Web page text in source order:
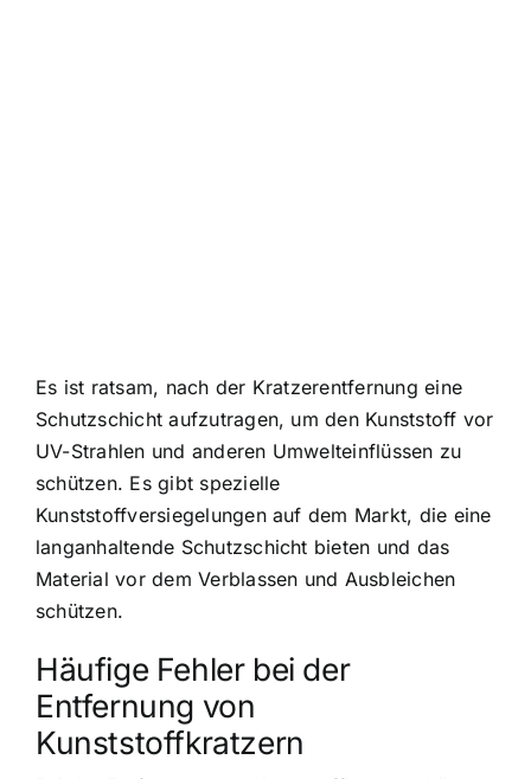
Es ist ratsam, nach der Kratzerentfernung eine
Schutzschicht aufzutragen, um den Kunststoff vor
UV-Strahlen und anderen Umwelteinflüssen zu
schützen. Es gibt spezielle
Kunststoffversiegelungen auf dem Markt, die eine
langanhaltende Schutzschicht bieten und das
Material vor dem Verblassen und Ausbleichen
schützen.
Häufige Fehler bei der
Entfernung von
Kunststoffkratzern